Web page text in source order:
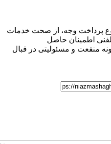
وجه، از صحت خدمات
حاصل
در قبال